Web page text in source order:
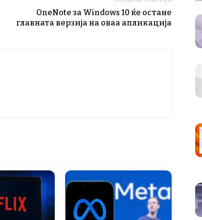
OneNote за Windows 10 ќе остане
главната верзија на оваа апликација